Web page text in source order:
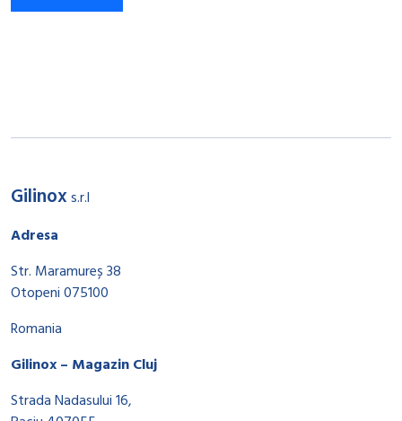
Gilinoxs.r.l
Adresa
Str. Maramureș 38
Otopeni 075100
Romania
Gilinox – Magazin Cluj
Strada Nadasului 16,